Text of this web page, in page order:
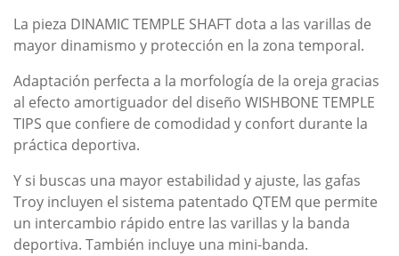
La pieza DINAMIC TEMPLE SHAFT dota a las varillas de
mayor dinamismo y protección en la zona temporal.
Adaptación perfecta a la morfología de la oreja gracias
al efecto amortiguador del diseño WISHBONE TEMPLE
TIPS que confiere de comodidad y confort durante la
práctica deportiva.
Y si buscas una mayor estabilidad y ajuste, las gafas
Troy incluyen el sistema patentado QTEM que permite
un intercambio rápido entre las varillas y la banda
deportiva. También incluye una mini-banda.